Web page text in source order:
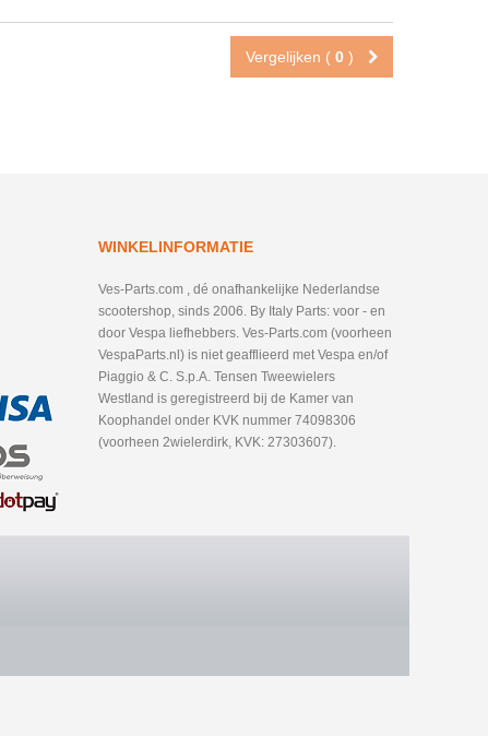
Vergelijken ( 0 )
WINKELINFORMATIE
Ves-Parts.com , dé onafhankelijke Nederlandse
scootershop, sinds 2006. By Italy Parts: voor - en
door Vespa liefhebbers. Ves-Parts.com (voorheen
VespaParts.nl) is niet geafflieerd met Vespa en/of
Piaggio & C. S.p.A. Tensen Tweewielers
Westland is geregistreerd bij de Kamer van
Koophandel onder KVK nummer 74098306
(voorheen 2wielerdirk, KVK: 27303607).